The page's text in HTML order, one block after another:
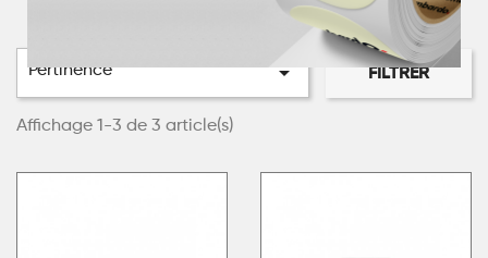
Pertinence  FILTRER
Affichage 1-3 de 3 article(s)